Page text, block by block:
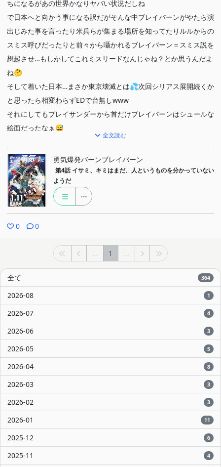
ちになるがあの世界かなりヤバい状況だしね
で日本へと向かう事になる訳だがそんな中ブレイバーンがやたら演
出じみた事を言ったり米兵らが集まる場所を知ってたりルルからの
スミス呼びだったりと前々から囁かれるブレイバーン＝スミス説を
想起させ…もしかしてこれミスリードなんじゃね？とか思うんだよ
ね🤔
そして着いた日本…まさか東京壊滅とは💦次回シリアス展開続くか
と思ったら相変わらずEDで台無しwww
それにしてもブレイサンダーから首だけブレイバーンはシュールな
絵面だったなぁ😅
全文読む
勇気爆発バーンブレイバーン
第4話 イサミ、キミはまだ、人というものを分かっていない
ようだ
0 0
... 1 ...
全て 364
2026-08 1
2026-07 4
2026-06 3
2026-05 5
2026-04 8
2026-03 3
2026-02 3
2026-01 11
2025-12 6
2025-11 4